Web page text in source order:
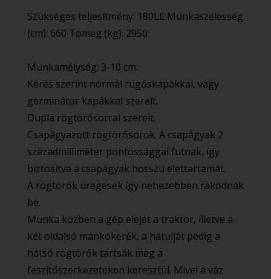
Szükséges teljesítmény: 180LE Munkaszélesség
(cm): 660 Tömeg (kg): 2950
Munkamélység: 3-10 cm.
Kérés szerint normál rugóskapákkal, vagy
germinátor kapákkal szerelt.
Dupla rögtörősorral szerelt.
Csapágyazott rögtörősorok. A csapágyak 2
századmilliméter pontossággal futnak, így
biztosítva a csapágyak hosszú élettartamát.
A rögtörők üregesek így nehezebben rakódnak
be.
Munka közben a gép elejét a traktor, illetve a
két oldalsó mankókerék, a hátulját pedig a
hátsó rögtörők tartsák meg a
feszítőszerkezeteken keresztül. Mivel a váz